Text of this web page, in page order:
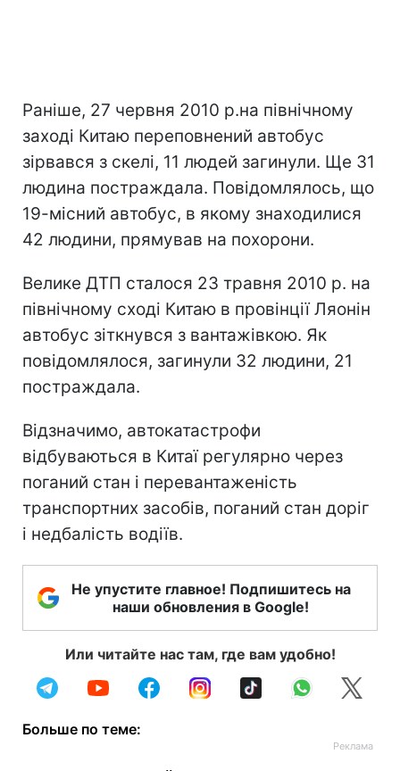
Раніше, 27 червня 2010 р.на північному
заході Китаю переповнений автобус
зірвався з скелі, 11 людей загинули. Ще 31
людина постраждала. Повідомлялось, що
19-місний автобус, в якому знаходилися
42 людини, прямував на похорони.
Велике ДТП сталося 23 травня 2010 р. на
північному сході Китаю в провінції Ляонін
автобус зіткнувся з вантажівкою. Як
повідомлялося, загинули 32 людини, 21
постраждала.
Відзначимо, автокатастрофи
відбуваються в Китаї регулярно через
поганий стан і перевантаженість
транспортних засобів, поганий стан доріг
і недбалість водіїв.
Не упустите главное! Подпишитесь на
наши обновления в Google!
Или читайте нас там, где вам удобно!
Больше по теме: